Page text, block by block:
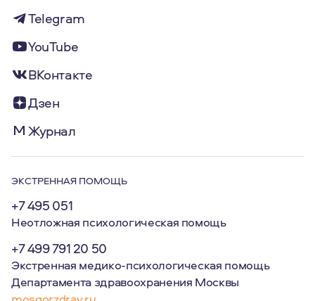
Telegram
YouTube
ВКонтакте
Дзен
Журнал
ЭКСТРЕННАЯ ПОМОЩЬ
+7 495 051
Неотложная психологическая помощь
+7 499 791 20 50
Экстренная медико-психологическая помощь
Департамента здравоохранения Москвы